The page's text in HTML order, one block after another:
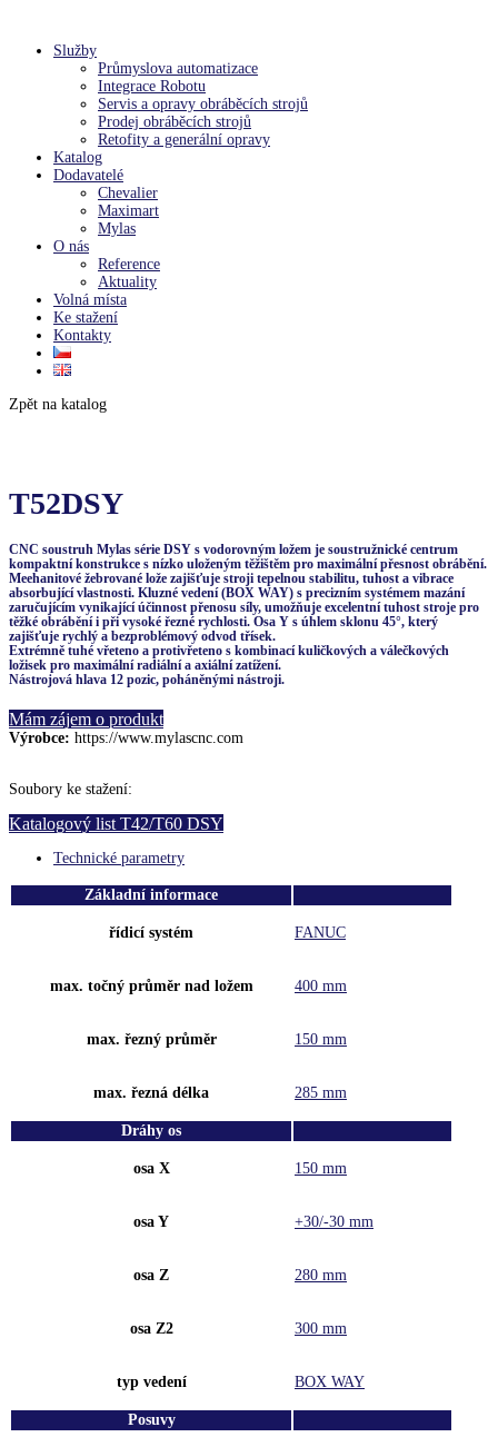
Služby
Průmyslova automatizace
Integrace Robotu
Servis a opravy obráběcích strojů
Prodej obráběcích strojů
Retofity a generální opravy
Katalog
Dodavatelé
Chevalier
Maximart
Mylas
O nás
Reference
Aktuality
Volná místa
Ke stažení
Kontakty
Zpět na katalog
T52DSY
CNC soustruh Mylas série DSY s vodorovným ložem je soustružnické centrum
kompaktní konstrukce s nízko uloženým těžištěm pro maximální přesnost obrábění.
Meehanitové žebrované lože zajišťuje stroji tepelnou stabilitu, tuhost a vibrace
absorbující vlastnosti. Kluzné vedení (BOX WAY) s precizním systémem mazání
zaručujícím vynikající účinnost přenosu síly, umožňuje excelentní tuhost stroje pro
těžké obrábění i při vysoké řezné rychlosti. Osa Y s úhlem sklonu 45°, který
zajišťuje rychlý a bezproblémový odvod třísek.
Extrémně tuhé vřeteno a protivřeteno s kombinací kuličkových a válečkových
ložisek pro maximální radiální a axiální zatížení.
Nástrojová hlava 12 pozic, poháněnými nástroji.
Mám zájem o produkt
Výrobce: https://www.mylascnc.com
Soubory ke stažení:
Katalogový list T42/T60 DSY
Technické parametry
Základní informace
řídicí systém FANUC
max. točný průměr nad ložem 400 mm
max. řezný průměr 150 mm
max. řezná délka 285 mm
Dráhy os
osa X 150 mm
osa Y +30/-30 mm
osa Z 280 mm
osa Z2 300 mm
typ vedení BOX WAY
Posuvy